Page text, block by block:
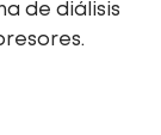
de diálisis